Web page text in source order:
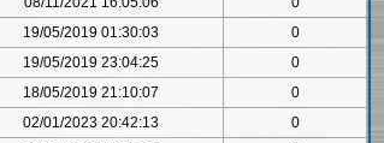
19/05/2019 01:30:03
0
19/05/2019 23:04:25
0
18/05/2019 21:10:07
0
02/01/2023 20:42:13
0